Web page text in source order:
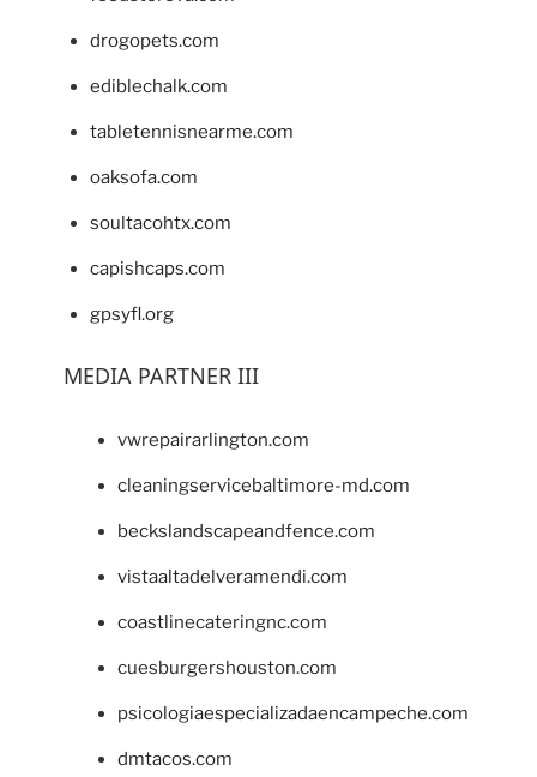
drogopets.com
ediblechalk.com
tabletennisnearme.com
oaksofa.com
soultacohtx.com
capishcaps.com
gpsyfl.org
MEDIA PARTNER III
vwrepairarlington.com
cleaningservicebaltimore-md.com
beckslandscapeandfence.com
vistaaltadelveramendi.com
coastlinecateringnc.com
cuesburgershouston.com
psicologiaespecializadaencampeche.com
dmtacos.com